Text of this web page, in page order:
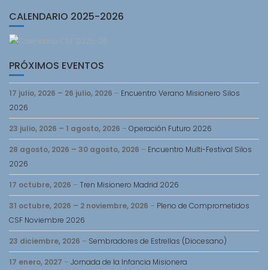
CALENDARIO 2025-2026
PRÓXIMOS EVENTOS
17 julio, 2026 – 26 julio, 2026 – Encuentro Verano Misionero Silos
2026
23 julio, 2026 – 1 agosto, 2026 – Operación Futuro 2026
28 agosto, 2026 – 30 agosto, 2026 – Encuentro Multi-Festival Silos
2026
17 octubre, 2026 – Tren Misionero Madrid 2026
31 octubre, 2026 – 2 noviembre, 2026 – Pleno de Comprometidos
CSF Noviembre 2026
23 diciembre, 2026 – Sembradores de Estrellas (Diocesano)
17 enero, 2027 – Jornada de la Infancia Misionera